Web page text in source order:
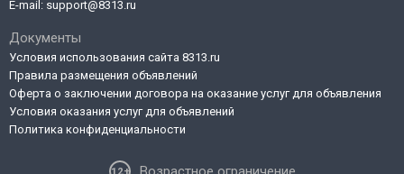
E-mail: support@8313.ru
Документы
Условия использования сайта 8313.ru
Правила размещения объявлений
Оферта о заключении договора на оказание услуг для объявления
Условия оказания услуг для объявлений
Политика конфиденциальности